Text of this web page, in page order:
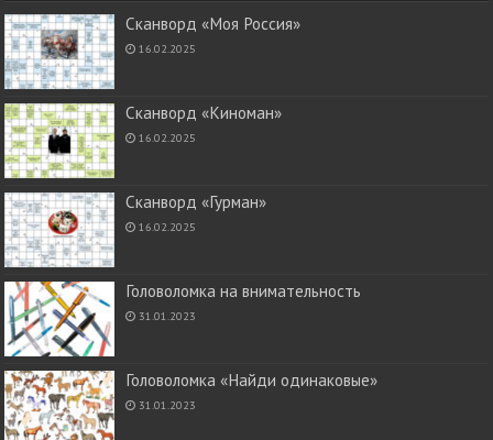
Сканворд «Моя Россия»
16.02.2025
Сканворд «Киноман»
16.02.2025
Сканворд «Гурман»
16.02.2025
Головоломка на внимательность
31.01.2023
Головоломка «Найди одинаковые»
31.01.2023